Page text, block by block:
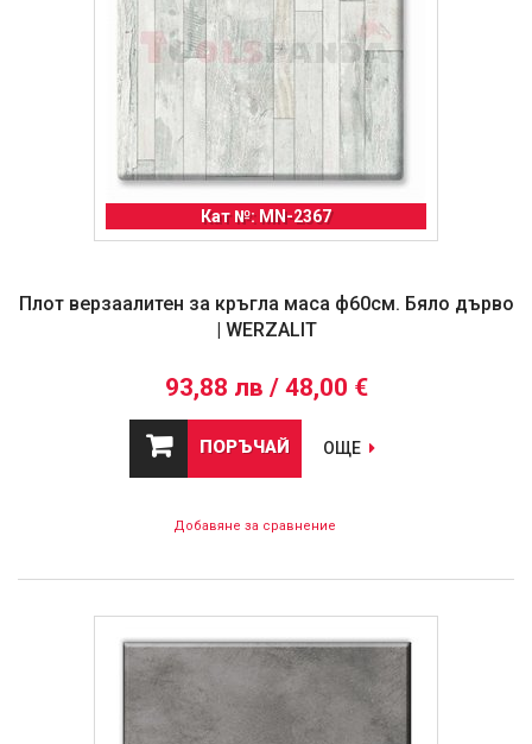
Кат №: MN-2367
Плот верзаалитен за кръгла маса ф60см. Бяло дърво
| WERZALIT
93,88 лв / 48,00 €
ПОРЪЧАЙ ОЩЕ
Добавяне за сравнение